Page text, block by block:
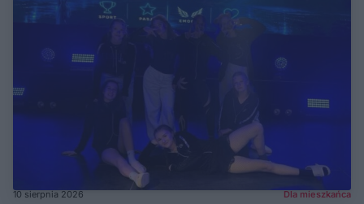
10 sierpnia 2026 Dla mieszkańca